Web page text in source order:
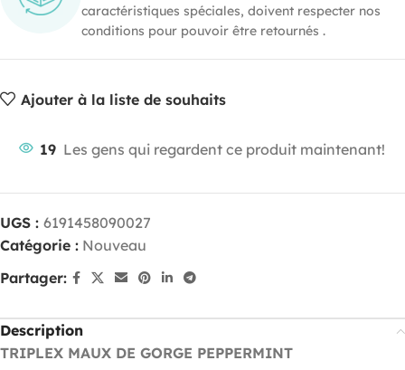
caractéristiques spéciales, doivent respecter nos
conditions pour pouvoir être retournés .
Ajouter à la liste de souhaits
19 Les gens qui regardent ce produit maintenant!
UGS : 6191458090027
Catégorie : Nouveau
Partager:
Description
TRIPLEX MAUX DE GORGE PEPPERMINT